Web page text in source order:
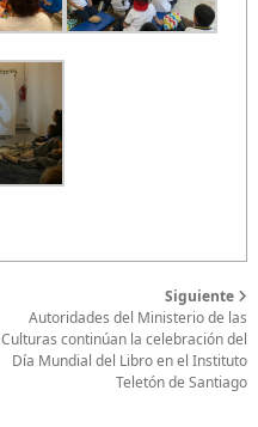
Siguiente
Autoridades del Ministerio de las
Culturas continúan la celebración del
Día Mundial del Libro en el Instituto
Teletón de Santiago